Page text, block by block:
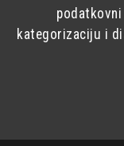
kategorizaciju i